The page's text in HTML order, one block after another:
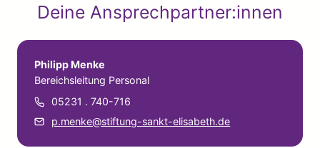
Deine Ansprechpartner:innen
Philipp Menke
Bereichsleitung Personal
05231 . 740-716
p.menke@stiftung-sankt-elisabeth.de